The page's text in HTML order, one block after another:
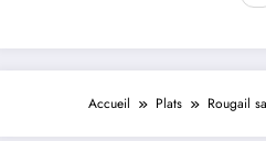
Accueil Plats Rougail